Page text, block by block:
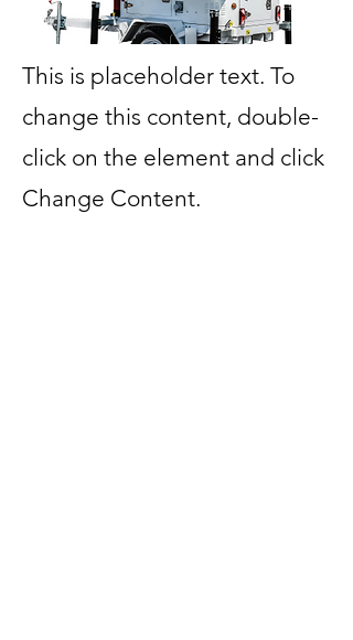
This is placeholder text. To
change this content, double-
click on the element and click
Change Content.